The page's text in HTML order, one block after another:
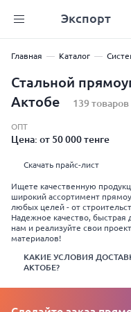
Экспорт
Главная Каталог
Стальной
Актобе
139 товаров
ОПТ
Цена: от 50 000 тенге
Скачать прайс-лист
Ищете качественную
широкий ассортимент
любых целей - от
Надежное качество, быстрая
нам и реализуйте свои
материалов!
КАКИЕ УСЛОВИЯ
АКТОБЕ?